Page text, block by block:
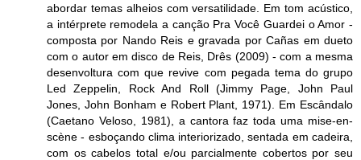
abordar temas alheios com versatilidade. Em tom acústico,
a intérprete remodela a canção Pra Você Guardei o Amor -
composta por Nando Reis e gravada por Cañas em dueto
com o autor em disco de Reis, Drês (2009) - com a mesma
desenvoltura com que revive com pegada tema do grupo
Led Zeppelin, Rock And Roll (Jimmy Page, John Paul
Jones, John Bonham e Robert Plant, 1971). Em Escândalo
(Caetano Veloso, 1981), a cantora faz toda uma mise-en-
scène - esboçando clima interiorizado, sentada em cadeira,
com os cabelos total e/ou parcialmente cobertos por seu